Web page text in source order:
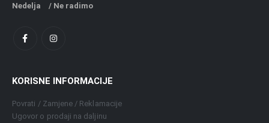
Nedelja / Ne radimo
KORISNE INFORMACIJE
Povrati / Zamjene / Reklamacije
Ugovor o prodaji na daljinu